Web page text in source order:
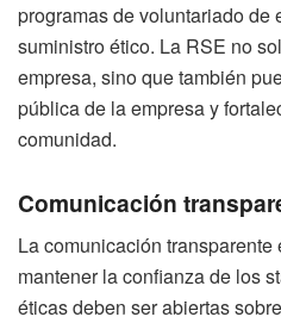
programas de voluntariado de
suministro ético. La RSE no
empresa, sino que también
pública de la empresa y
comunidad.
Comunicación
La comunicación
mantener la confianza de los
éticas deben ser abiertas